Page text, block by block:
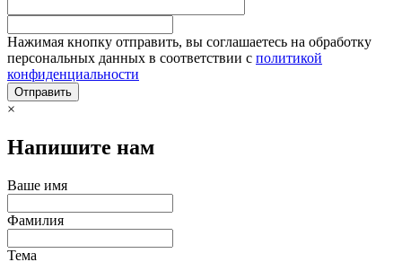
Нажимая кнопку отправить, вы соглашаетесь на обработку
персональных данных в соответствии с политикой
конфиденциальности
×
Напишите нам
Ваше имя
Фамилия
Тема